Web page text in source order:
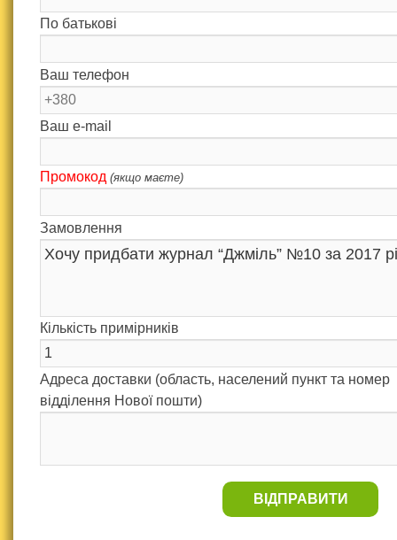
По батькові
Ваш телефон
Ваш e-mail
Промокод (якщо маєте)
Замовлення
Кількість примірників
Адреса доставки (область, населений пункт та номер
відділення Нової пошти)
ВІДПРАВИТИ